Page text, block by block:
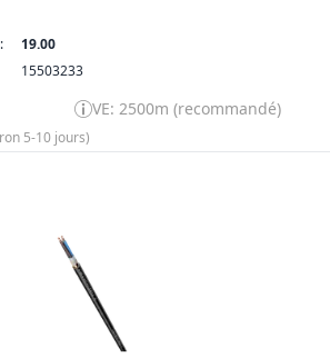
19.00
15503233
VE: 2500m (recommandé)
5-10 jours)